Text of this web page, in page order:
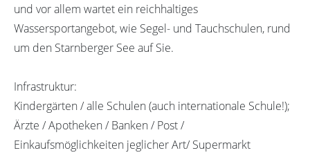
und vor allem wartet ein reichhaltiges
Wassersportangebot, wie Segel- und Tauchschulen, rund
um den Starnberger See auf Sie.
Infrastruktur:
Kindergärten / alle Schulen (auch internationale Schule!);
Ärzte / Apotheken / Banken / Post /
Einkaufsmöglichkeiten jeglicher Art/ Supermarkt